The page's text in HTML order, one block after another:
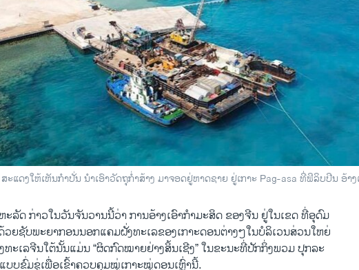
ແດງໃຫ້ເຫັນກຳປັ່ນ ນຳເອົາວັດຖຸກໍ່າສ້າງ ມາຈອດຢູ່ຫາດຊາຍ ຢູ່ເກາະ Pag-asa ທີ່ຟິລິບປີນ ອ້າ
ະລັດ ກ່າວໃນວັນຈັນວານນີ້ວ່າ ການອ້າງເອົາກຳມະສິດ ຂອງຈີນ ຢູ່ໃນເຂດ ທີ່ອຸດົມ
ວຍຊັບພະຍາກອນນອກແຄມຝັ່ງທະເລຂອງເກາະດອນຕ່າງໆໃນບໍລິເວນສ່ວນໃຫຍ່
ທະເລຈີນໃຕ້ນັ້ນແມ່ນ “ຜິດກົດໝາຍຢ່າງສິ້ນເຊີງ” ໃນຂະນະທີ່ປັກກິ່ງພວມ ປຸກລະ
ບບຂົ່ມຂູ່ເພື່ອເຂົ້າຄວບຄຸມໝູ່ເກາະໝູ່ດອນເຫຼົ່ານີ້.